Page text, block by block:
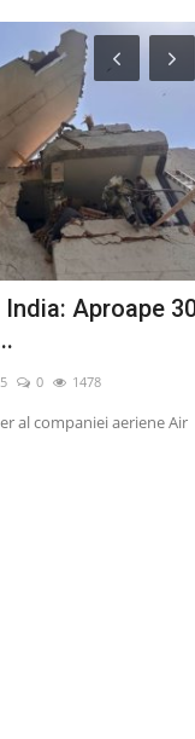
Aproape
0 1478
al companiei aeriene Air